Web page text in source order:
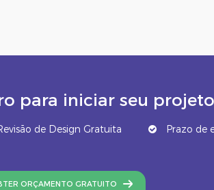
para iniciar seu projeto
de Design Gratuita
Prazo de
ORÇAMENTO GRATUITO